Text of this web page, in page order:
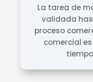
La tarea de
validada
proceso
comercial